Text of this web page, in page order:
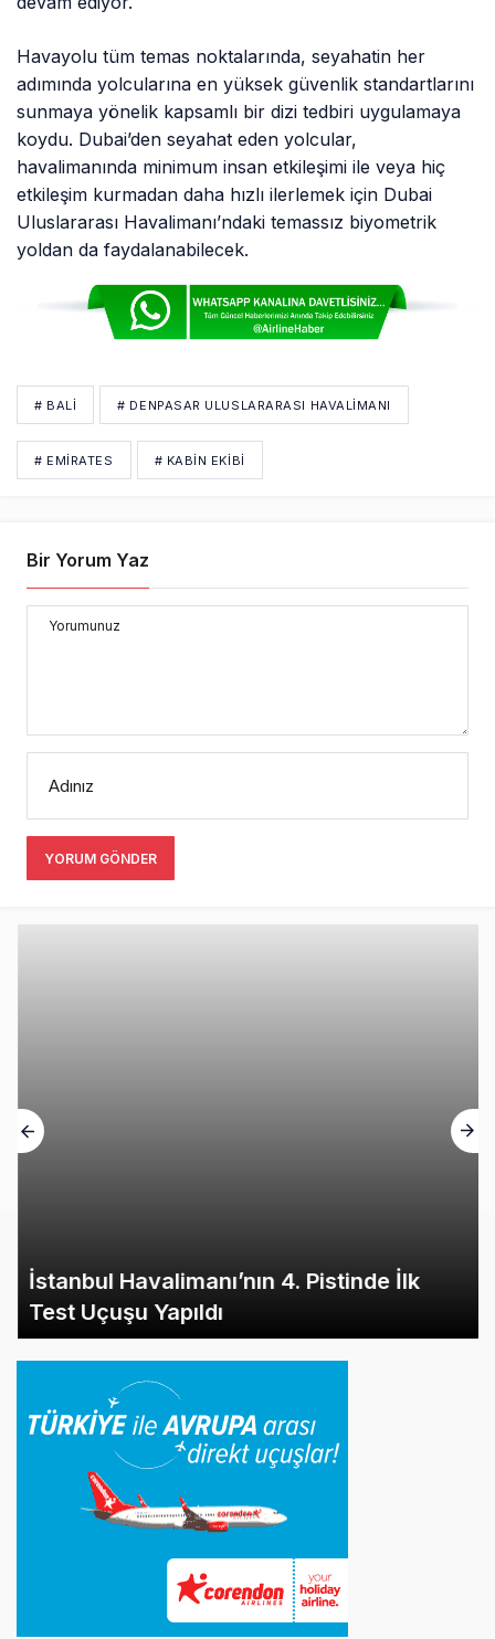
Havayolu tüm temas noktalarında, seyahatin her
adımında yolcularına en yüksek güvenlik standartlarını
sunmaya yönelik kapsamlı bir dizi tedbiri uygulamaya
koydu. Dubai’den seyahat eden yolcular,
havalimanında minimum insan etkileşimi ile veya hiç
etkileşim kurmadan daha hızlı ilerlemek için Dubai
Uluslararası Havalimanı’ndaki temassız biyometrik
yoldan da faydalanabilecek.
# BALI # DENPASAR ULUSLARARASI HAVALIMANI
# EMIRATES # KABİN EKİBİ
Bir Yorum Yaz
Yorumunuz
Adınız
YORUM GÖNDER
İstanbul Havalimanı’nın 4. Pistinde İlk
Test Uçuşu Yapıldı